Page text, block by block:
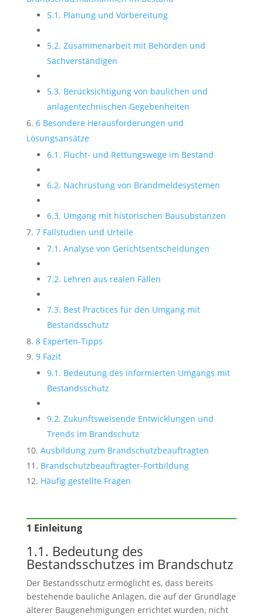
5.1. Planung und Vorbereitung
5.2. Zusammenarbeit mit Behörden und
Sachverständigen
5.3. Berücksichtigung von baulichen und
anlagentechnischen Gegebenheiten
6 Besondere Herausforderungen und
Lösungsansätze
6.1. Flucht- und Rettungswege im Bestand
6.2. Nachrüstung von Brandmeldesystemen
6.3. Umgang mit historischen Bausubstanzen
7 Fallstudien und Urteile
7.1. Analyse von Gerichtsentscheidungen
7.2. Lehren aus realen Fällen
7.3. Best Practices für den Umgang mit
Bestandsschutz
8 Experten-Tipps
9 Fazit
9.1. Bedeutung des informierten Umgangs mit
Bestandsschutz
9.2. Zukunftsweisende Entwicklungen und
Trends im Brandschutz
Ausbildung zum Brandschutzbeauftragten
Brandschutzbeauftragter-Fortbildung
Häufig gestellte Fragen
1 Einleitung
1.1. Bedeutung des
Bestandsschutzes im Brandschutz
Der Bestandsschutz ermöglicht es, dass bereits
bestehende bauliche Anlagen, die auf der Grundlage
älterer Baugenehmigungen errichtet wurden, nicht